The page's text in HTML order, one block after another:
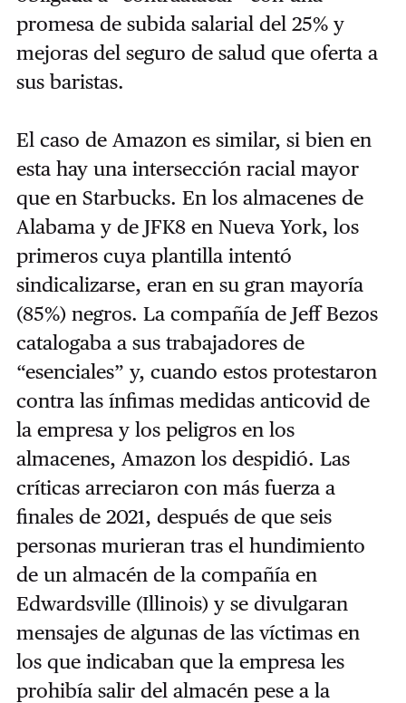
promesa de subida salarial del 25% y
mejoras del seguro de salud que oferta a
sus baristas.
El caso de Amazon es similar, si bien en
esta hay una intersección racial mayor
que en Starbucks. En los almacenes de
Alabama y de JFK8 en Nueva York, los
primeros cuya plantilla intentó
sindicalizarse, eran en su gran mayoría
(85%) negros. La compañía de Jeff Bezos
catalogaba a sus trabajadores de
“esenciales” y, cuando estos protestaron
contra las ínfimas medidas anticovid de
la empresa y los peligros en los
almacenes, Amazon los despidió. Las
críticas arreciaron con más fuerza a
finales de 2021, después de que seis
personas murieran tras el hundimiento
de un almacén de la compañía en
Edwardsville (Illinois) y se divulgaran
mensajes de algunas de las víctimas en
los que indicaban que la empresa les
prohibía salir del almacén pese a la